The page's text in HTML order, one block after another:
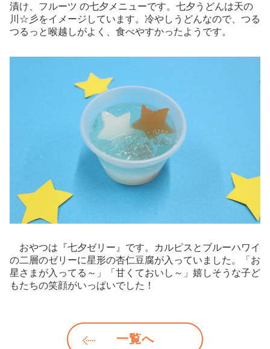
漬け、フルーツ の七夕メニューです。七夕うどんは天の
川☆彡をイメージしています。冷やしうどんなので、つる
つるっと喉越しがよく、食べやすかったようです。
おやつは『七夕ゼリー』です。カルピスとブルーハワイ
の二層のゼリーに星形の杏仁豆腐が入っていました。「お
星さまが入ってる～」「甘くておいし～」嬉しそうな子ど
もたちの笑顔がいっぱいでした！
一覧へ